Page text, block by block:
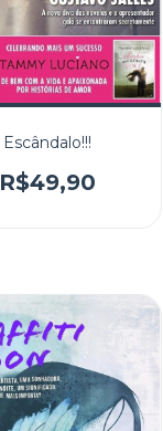
Escândalo!!!
R$49,90